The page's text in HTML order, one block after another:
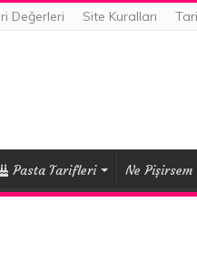
Değerleri Site Kuralları
Pasta Tarifleri Ne Pişirsem